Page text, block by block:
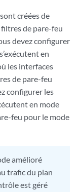
créées de
de pare-feu
devez configurer
en
les interfaces
de pare-feu
configurer les
en mode
feu pour le mode
amélioré
trafic du plan
est géré